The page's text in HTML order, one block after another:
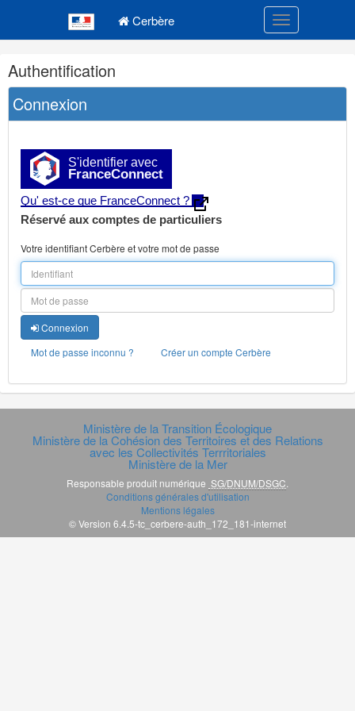
Cerbère Toggle
Navigation
et
outils
annexes
Authentification
Connexion
S'identifier avec
FranceConnect
Qu' est-ce que FranceConnect ?
Réservé aux comptes de particuliers
Votre identifiant Cerbère et votre mot de passe
Connexion
Mot de passe inconnu ?
Créer un compte Cerbère
Ministère de la Transition Écologique
Ministère de la Cohésion des Territoires et des Relations
avec les Collectivités Terrritoriales
Ministère de la Mer
Responsable produit numérique SG/DNUM/DSGC.
Conditions générales d'utilisation
Mentions légales
© Version 6.4.5-tc_cerbere-auth_172_181-internet